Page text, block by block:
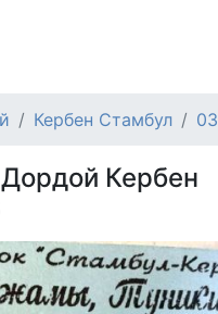
Кербен Стамбул 03
Кербен